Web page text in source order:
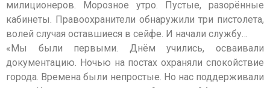
милиционеров. Морозное утро. Пустые, разорённые
кабинеты. Правоохранители обнаружили три пистолета,
волей случая оставшиеся в сейфе. И начали службу…
«Мы были первыми. Днём учились, осваивали
документацию. Ночью на постах охраняли спокойствие
города. Времена были непростые. Но нас поддерживали